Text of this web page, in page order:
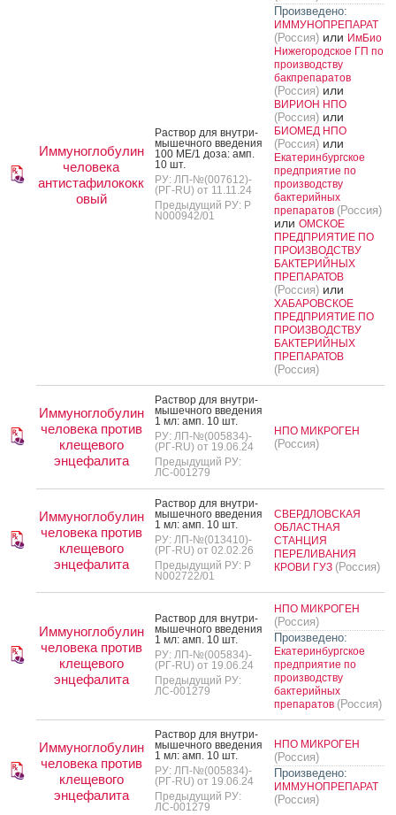
Иммуноглобулин
человека
антистафилококк
овый
Рас­твор для внут­ри­
мышеч­но­го вве­дения
100 МЕ/1 до­за: амп.
10 шт.
РУ: ЛП-№(007612)-
(РГ-RU) от 11.11.24
Предыдущий РУ: Р
N000942/01
Произведено:
ИММУНОПРЕПАРАТ
(Россия) или ИмБио
Нижегородское ГП по
производству
бакпрепаратов
(Россия) или
ВИРИОН НПО
(Россия) или
БИОМЕД НПО
(Россия) или
Екатеринбургское
предприятие по
производству
бактерийных
препаратов (Россия)
или ОМСКОЕ
ПРЕДПРИЯТИЕ ПО
ПРОИЗВОДСТВУ
БАКТЕРИЙНЫХ
ПРЕПАРАТОВ
(Россия) или
ХАБАРОВСКОЕ
ПРЕДПРИЯТИЕ ПО
ПРОИЗВОДСТВУ
БАКТЕРИЙНЫХ
ПРЕПАРАТОВ
(Россия)
Иммуноглобулин
человека против
клещевого
энцефалита
Рас­твор для внут­ри­
мышеч­но­го вве­дения
1 мл: амп. 10 шт.
РУ: ЛП-№(005834)-
(РГ-RU) от 19.06.24
Предыдущий РУ:
ЛС-001279
НПО МИКРОГЕН
(Россия)
Иммуноглобулин
человека против
клещевого
энцефалита
Рас­твор для внут­ри­
мышеч­но­го вве­дения
1 мл: амп. 10 шт.
РУ: ЛП-№(013410)-
(РГ-RU) от 02.02.26
Предыдущий РУ: Р
N002722/01
СВЕРДЛОВСКАЯ
ОБЛАСТНАЯ
СТАНЦИЯ
ПЕРЕЛИВАНИЯ
КРОВИ ГУЗ (Россия)
Иммуноглобулин
человека против
клещевого
энцефалита
Рас­твор для внут­ри­
мышеч­но­го вве­дения
1 мл: амп. 10 шт.
РУ: ЛП-№(005834)-
(РГ-RU) от 19.06.24
Предыдущий РУ:
ЛС-001279
НПО МИКРОГЕН
(Россия)
Произведено:
Екатеринбургское
предприятие по
производству
бактерийных
препаратов (Россия)
Иммуноглобулин
человека против
клещевого
энцефалита
Рас­твор для внут­ри­
мышеч­но­го вве­дения
1 мл: амп. 10 шт.
РУ: ЛП-№(005834)-
(РГ-RU) от 19.06.24
Предыдущий РУ:
ЛС-001279
НПО МИКРОГЕН
(Россия)
Произведено:
ИММУНОПРЕПАРАТ
(Россия)